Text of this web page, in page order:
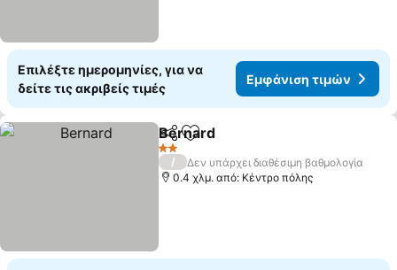
Επιλέξτε ημερομηνίες, για να
δείτε τις ακριβείς τιμές
Εμφάνιση τιμών
Κοινοποίηση
Προσθήκη στα αγαπημένα
Bernard
2 Αστέρια
/
Δεν υπάρχει διαθέσιμη βαθμολογία
0.4 χλμ. από: Κέντρο πόλης